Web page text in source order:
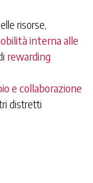
risorse,
interna alle
rewarding
e collaborazione
distretti